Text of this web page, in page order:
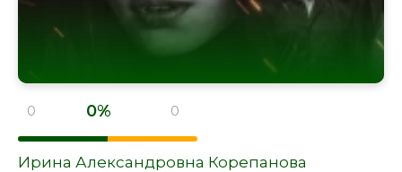
0 0% 0
Ирина Александровна Корепанова